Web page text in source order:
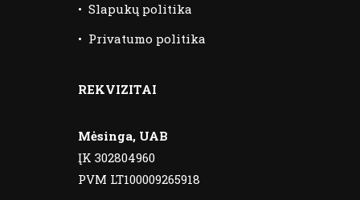
• Slapukų politika
• Privatumo politika
REKVIZITAI
Mėsinga, UAB
ĮK 302804960
PVM LT100009265918